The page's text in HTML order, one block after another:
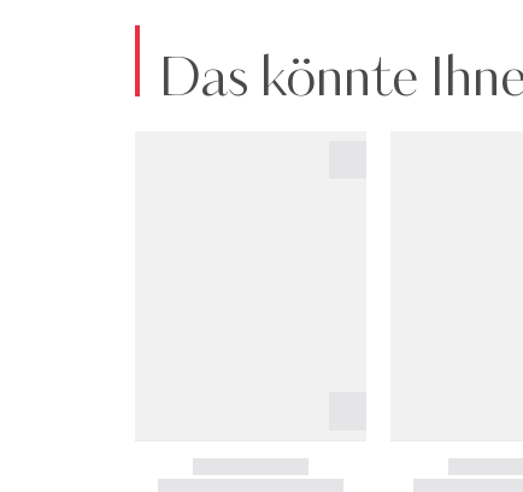
Das könnte